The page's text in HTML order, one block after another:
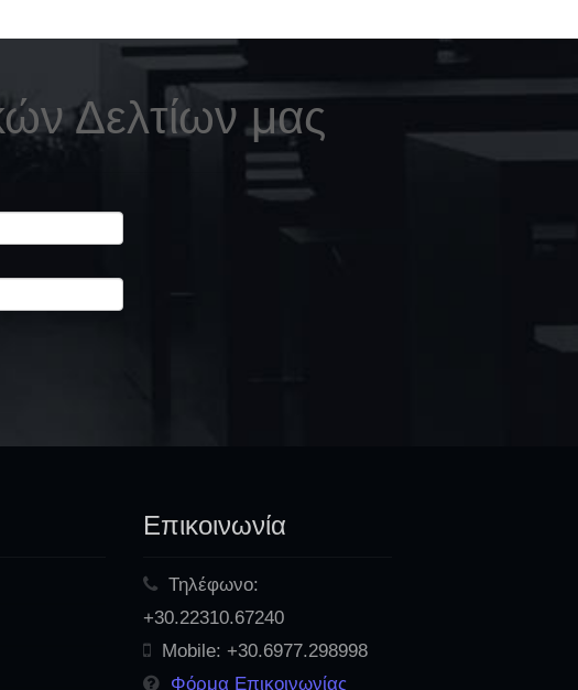
Δελτίων μας
Επικοινωνία
Τηλέφωνο:
+30.22310.67240
Mobile: +30.6977.298998
Φόρμα Επικοινωνίας